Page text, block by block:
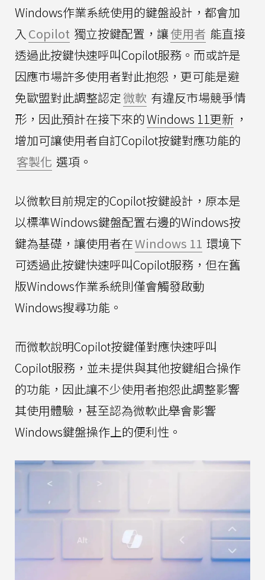
Windows作業系統使用的鍵盤設計，都會加
入 Copilot 獨立按鍵配置，讓使用者 能直接
透過此按鍵快速呼叫Copilot服務。而或許是
因應市場許多使用者對此抱怨，更可能是避
免歐盟對此調整認定 微軟 有違反市場競爭情
形，因此預計在接下來的Windows 11更新 ，
增加可讓使用者自訂Copilot按鍵對應功能的
客製化 選項。
以微軟目前規定的Copilot按鍵設計，原本是
以標準Windows鍵盤配置右邊的Windows按
鍵為基礎，讓使用者在Windows 11 環境下
可透過此按鍵快速呼叫Copilot服務，但在舊
版Windows作業系統則僅會觸發啟動
Windows搜尋功能。
而微軟說明Copilot按鍵僅對應快速呼叫
Copilot服務，並未提供與其他按鍵組合操作
的功能，因此讓不少使用者抱怨此調整影響
其使用體驗，甚至認為微軟此舉會影響
Windows鍵盤操作上的便利性。